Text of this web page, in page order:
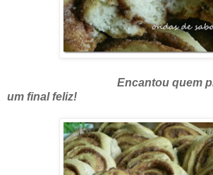
Encantou quem
um final feliz!